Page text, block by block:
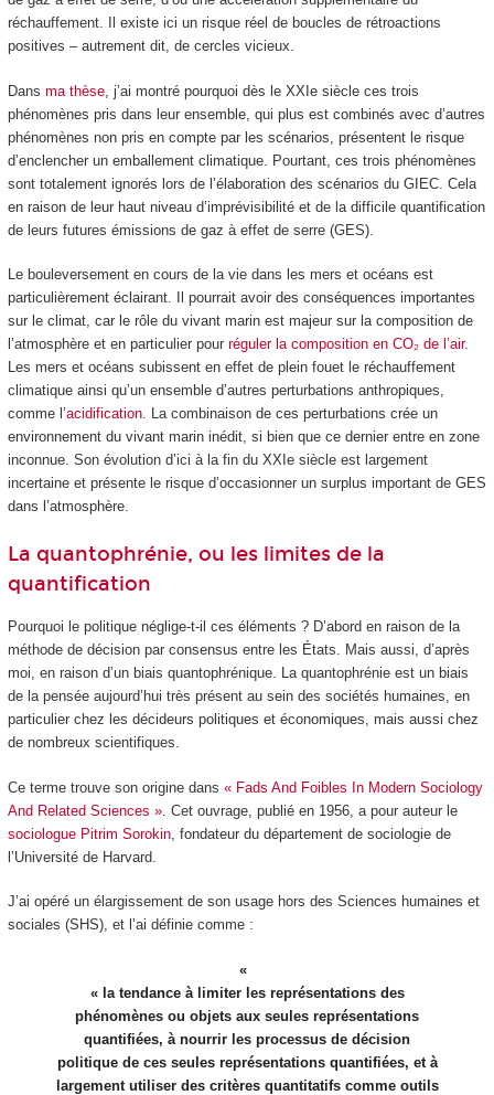
réchauffement. Il existe ici un risque réel de boucles de rétroactions
positives – autrement dit, de cercles vicieux.
Dans ma thèse, j’ai montré pourquoi dès le XXI esiècle ces trois
phénomènes pris dans leur ensemble, qui plus est combinés avec d’autres
phénomènes non pris en compte par les scénarios, présentent le risque
d’enclencher un emballement climatique. Pourtant, ces trois phénomènes
sont totalement ignorés lors de l’élaboration des scénarios du GIEC. Cela
en raison de leur haut niveau d’imprévisibilité et de la difficile quantification
de leurs futures émissions de gaz à effet de serre (GES).
Le bouleversement en cours de la vie dans les mers et océans est
particulièrement éclairant. Il pourrait avoir des conséquences importantes
sur le climat, car le rôle du vivant marin est majeur sur la composition de
l’atmosphère et en particulier pour réguler la composition en CO₂ de l’air.
Les mers et océans subissent en effet de plein fouet le réchauffement
climatique ainsi qu’un ensemble d’autres perturbations anthropiques,
comme l’acidification. La combinaison de ces perturbations crée un
environnement du vivant marin inédit, si bien que ce dernier entre en zone
inconnue. Son évolution d’ici à la fin du XXI esiècle est largement
incertaine et présente le risque d’occasionner un surplus important de GES
dans l’atmosphère.
La quantophrénie, ou les limites de la
quantification
Pourquoi le politique néglige-t-il ces éléments ? D’abord en raison de la
méthode de décision par consensus entre les États. Mais aussi, d’après
moi, en raison d’un biais quantophrénique. La quantophrénie est un biais
de la pensée aujourd’hui très présent au sein des sociétés humaines, en
particulier chez les décideurs politiques et économiques, mais aussi chez
de nombreux scientifiques.
Ce terme trouve son origine dans « Fads And Foibles In Modern Sociology
And Related Sciences ». Cet ouvrage, publié en 1956, a pour auteur le
sociologue Pitrim Sorokin, fondateur du département de sociologie de
l’Université de Harvard.
J’ai opéré un élargissement de son usage hors des Sciences humaines et
sociales (SHS), et l’ai définie comme :
« la tendance à limiter les représentations des
phénomènes ou objets aux seules représentations
quantifiées, à nourrir les processus de décision
politique de ces seules représentations quantifiées, et à
largement utiliser des critères quantitatifs comme outils